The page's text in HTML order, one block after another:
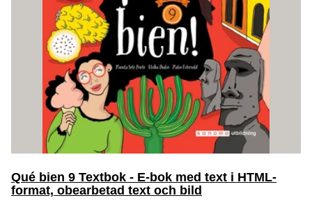
Qué bien 9 Textbok - E-bok med text i HTML-
format, obearbetad text och bild